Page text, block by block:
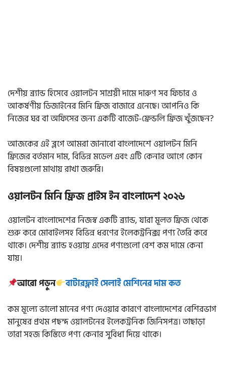
দেশীয় ব্র্যান্ড হিসেবে ওয়ালটন সাশ্রয়ী দামে দারুণ সব ফিচার ও
আকর্ষণীয় ডিজাইনের মিনি ফ্রিজ বাজারে এনেছে। আপনিও কি
নিজের ঘর বা অফিসের জন্য একটি বাজেট-ফ্রেন্ডলি ফ্রিজ খুঁজছেন?
আজকের এই ব্লগে আমরা জানাবো বাংলাদেশে ওয়ালটন মিনি
ফ্রিজের বর্তমান দাম, বিভিন্ন মডেল এবং এটি কেনার আগে কোন
বিষয়গুলো মাথায় রাখা জরুরি।
ওয়ালটন মিনি ফ্রিজ প্রাইস ইন বাংলাদেশ ২০২৬
ওয়ালটন বাংলাদেশের নিজস্ব একটি ব্র্যান্ড, যারা মূলত ফ্রিজ থেকে
শুরু করে মোবাইলসহ বিভিন্ন ধরণের ইলেকট্রনিক্স পণ্য তৈরি করে
থাকে। দেশীয় ব্র্যান্ড হওয়ায় এদের পণ্যগুলো বেশ কম দামে কেনা
যায়।
আরো পড়ুন
বাটারফ্লাই সেলাই মেশিনের দাম কত
কম মূল্যে ভালো মানের পণ্য দেওয়ার কারণে বাংলাদেশের বেশিরভাগ
মানুষের প্রথম পছন্দ ওয়ালটনের ইলেকট্রনিক জিনিসপত্র। তাছাড়া
তারা সহজ কিস্তিতে পণ্য কেনার সুবিধা দিয়ে থাকে।